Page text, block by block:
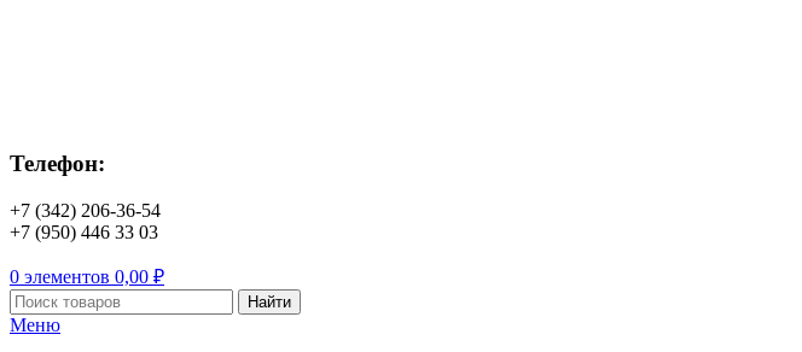
Телефон:
+7 (342) 206-36-54
+7 (950) 446 33 03
0 элементов 0,00 ₽
Найти
Меню